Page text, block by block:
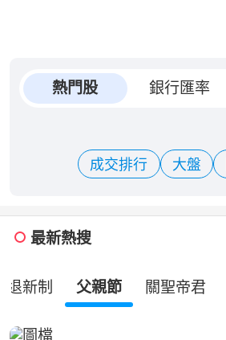
熱門股 銀行匯率
成交排行 大盤
最新熱搜
退新制 父親節 關聖帝君